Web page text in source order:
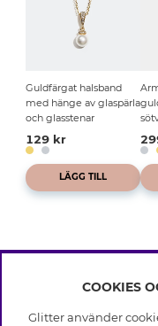
Guldfärgat halsband
med hänge av glaspärla
och glasstenar
129 kr
LÄGG TILL
COOKIES
Glitter använder